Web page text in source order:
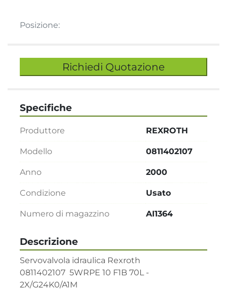
Posizione:
Richiedi Quotazione
Descrizione
Servovalvola idraulica Rexroth
0811402107  5WRPE 10 F1B 70L -
2X/G24K0/A1M
Specifiche
Produttore REXROTH
Modello 0811402107
Anno 2000
Condizione Usato
Numero di magazzino AI1364